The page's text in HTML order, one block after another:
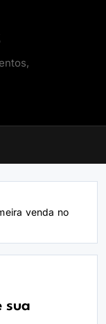
venda no
sua